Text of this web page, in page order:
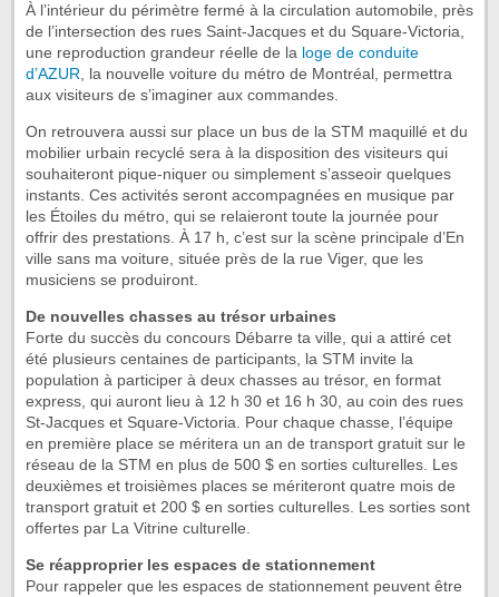
À l’intérieur du périmètre fermé à la circulation automobile, près
de l’intersection des rues Saint-Jacques et du Square-Victoria,
une reproduction grandeur réelle de la loge de conduite
d’AZUR, la nouvelle voiture du métro de Montréal, permettra
aux visiteurs de s’imaginer aux commandes.
On retrouvera aussi sur place un bus de la STM maquillé et du
mobilier urbain recyclé sera à la disposition des visiteurs qui
souhaiteront pique-niquer ou simplement s’asseoir quelques
instants. Ces activités seront accompagnées en musique par
les Étoiles du métro, qui se relaieront toute la journée pour
offrir des prestations. À 17 h, c’est sur la scène principale d’En
ville sans ma voiture, située près de la rue Viger, que les
musiciens se produiront.
De nouvelles chasses au trésor urbaines
Forte du succès du concours Débarre ta ville, qui a attiré cet
été plusieurs centaines de participants, la STM invite la
population à participer à deux chasses au trésor, en format
express, qui auront lieu à 12 h 30 et 16 h 30, au coin des rues
St-Jacques et Square-Victoria. Pour chaque chasse, l’équipe
en première place se méritera un an de transport gratuit sur le
réseau de la STM en plus de 500 $ en sorties culturelles. Les
deuxièmes et troisièmes places se mériteront quatre mois de
transport gratuit et 200 $ en sorties culturelles. Les sorties sont
offertes par La Vitrine culturelle.
Se réapproprier les espaces de stationnement
Pour rappeler que les espaces de stationnement peuvent être